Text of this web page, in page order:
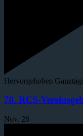
Hervorgehoben
70. RCS-
Nov. 28